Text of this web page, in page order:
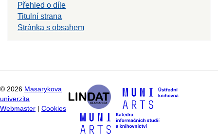
Přehled o díle
Titulní strana
Stránka s obsahem
© 2026 Masarykova
univerzita
Webmaster
Cookies